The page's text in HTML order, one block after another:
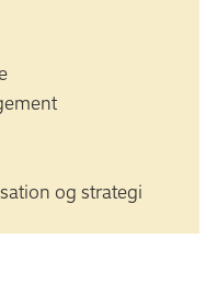
og strategi